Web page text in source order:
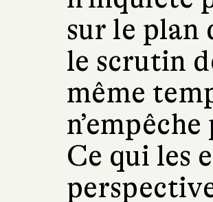
sur le plan
le scrutin
même
Ce qui les